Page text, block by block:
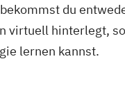
du
virtuell hinterlegt,
lernen kannst.